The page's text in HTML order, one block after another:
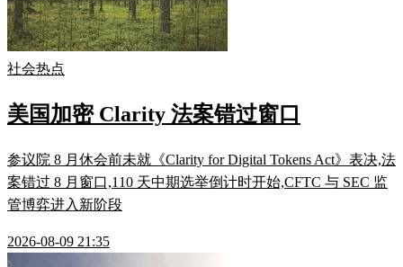
社会热点
美国加密 Clarity 法案错过窗口
参议院 8 月休会前未就《Clarity for Digital Tokens Act》表决,法
案错过 8 月窗口,110 天中期选举倒计时开始,CFTC 与 SEC 监
管博弈进入新阶段
2026-08-09 21:35